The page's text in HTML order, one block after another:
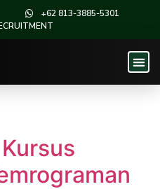
+62 813-3885-5301